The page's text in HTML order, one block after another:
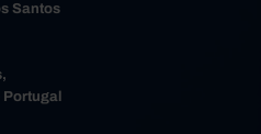
Santos
Portugal